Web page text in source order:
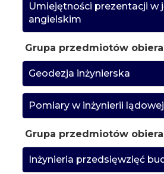
Umiejętności prezentacji w
angielskim
Grupa przedmiotów
Geodezja inżynierska
Pomiary w inżynierii lądowej
Grupa przedmiotów
Inżynieria przedsięwzięć